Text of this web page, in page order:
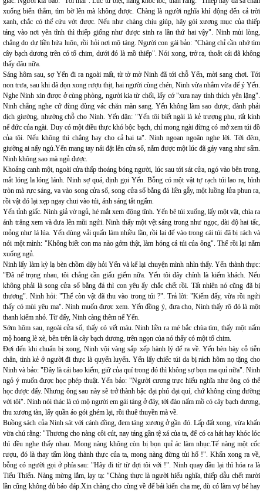
xuống biển thẳm, tìm bờ lên mà không được. Chàng là người nghĩa khí động đến cả trời
xanh, chắc có thể cứu vớt được. Nếu như chàng chịu giúp, hãy gói xương mục của thiếp
táng vào nơi yên tĩnh thì thiếp giống như được sinh ra lần thứ hai vậy". Ninh mủi lòng,
chẳng do dự liền hứa luôn, rồi hỏi nơi mộ táng. Người con gái bảo: "Chàng chỉ cần nhớ tìm
cây bạch dương trên có tổ chim, dưới đó là mồ thiếp". Nói xong, trở ra, thoắt cái đã không
thấy đâu nữa.
Sáng hôm sau, sợ Yến đi ra ngoài mất, từ tờ mờ Ninh đã tới chỗ Yến, mời sang chơi. Tới
non trưa, sau khi đã dọn xong rượu thịt, hai người cùng chén, Ninh vừa nhắm vừa để ý Yến.
Nghe Ninh xin được ở cùng phòng, người kia từ chối, lấy cớ "xưa nay tính thích yên lặng".
Ninh chẳng nghe cứ đùng đùng vác chăn màn sang. Yến không làm sao được, đành phải
dịch giường, nhường chỗ cho Ninh. Yến dặn: "Yến tôi biết ngài là kẻ trượng phu, rất kính
nể đức của ngài. Duy có một điều thực khó bộc bạch, chỉ mong ngài đừng có mở xem túi đồ
của tôi. Nếu không thì chẳng hay cho cả hai ta". Ninh ngoan ngoãn nghe lời. Tới đêm,
giường ai nấy ngủ.Yến mang tay nải đặt lên cửa sổ, nằm được một lúc đã gáy vang như sấm.
Ninh không sao mà ngủ được.
Khoảng canh một, ngoài cửa thấp thoáng bóng người, lúc sau tới sát cửa, ngó vào bên trong,
mắt lóng la lóng lánh. Ninh sợ quá, định gọi Yến. Bỗng có một vật tự rạch túi lao ra, hình
tròn mà rực sáng, va vào song cửa sổ, song cửa sổ bằng đá liền gẫy, một luồng lửa phun ra,
rồi vật đó lại xẹp ngay chui vào túi, ánh sáng tắt ngấm.
Yến tỉnh giấc. Ninh giả vờ ngủ, hé mắt xem động tĩnh. Yến bê túi xuống, lấy một vật, chìa ra
ánh trăng xem và đưa lên mũi ngửi. Ninh thấy một vệt sáng trong như ngọc, dài độ hai tấc,
mỏng như lá lúa. Yến dùng vải quấn làm nhiều lần, rồi lại để vào trong cái túi đã bị rách và
nói một mình: "Không biết con ma nào gớm thật, làm hỏng cả túi của ông". Thế rồi lại nằm
xuống ngủ.
Ninh lấy làm kỳ lạ bèn chồm dậy hỏi Yến và kể lại chuyện mình nhìn thấy. Yến thành thực:
"Đã nể trọng nhau, tôi chẳng cần giấu giếm nữa. Yến tôi đây chính là kiếm khách. Nếu
không phải là song cửa sổ bằng đá thì con yêu ấy chắc chết rồi. Tất nhiên nó cũng đã bị
thương". Ninh hỏi: "Thế còn vật đã thu vào trong túi ?". Trả lời: "Kiếm đấy, vừa rồi ngửi
thấy có mùi yêu ma". Ninh muốn được xem. Yến đồng ý, đưa cho, Ninh thấy rõ đó là một
thanh kiếm nhỏ. Từ đấy, Ninh càng thêm nể Yến.
Sớm hôm sau, ngoài cửa sổ, thấy có vết máu. Ninh liền ra mé bắc chùa tìm, thấy một nấm
mộ hoang lè xè, bên trên là cây bạch dương, trên ngọn của nó thấy có một tổ chim.
Đợi đến khi chuẩn bị xong, Ninh vội vàng sắp xếp hành lý để ra về. Yến bèn bày cỗ tiễn
chân, tình kẻ ở người đi thực là quyến luyến. Yến lấy chiếc túi da bị rách hôm nọ tặng cho
Ninh và bảo: "Đây là cái bao kiếm, giữ của quí trong đó thì không sợ bọn ma quỉ nữa". Ninh
ngỏ ý muốn được học phép thuật. Yến bảo: "Người cương trực hiếu nghĩa như ông có thể
học được đấy. Nhưng ông sau này sẽ trở thành bậc đại phú đại quí, chứ không cùng đường
với tôi". Ninh nói thác là có mộ người em gái táng ở đây, tới đào nấm mồ có cây bạch dương,
thu xương tàn, lấy quần áo gói ghém lại, rồi thuê thuyền mà về.
Buồng sách của Ninh sát với cánh đồng, đem táng xương ở gần đó. Lấp đất xong, vừa khấn
vừa chú rằng: "Thương cho nàng côi cút, nay táng gần tệ xá của ta, để có ca hát hay khóc lóc
thì đều nghe thấy nhau. Mong nàng không còn bị bọn quỉ ác làm nhục.Tế nàng một cốc
rượu, đó là thay tấm lòng thành thực của ta, mong nàng đừng tủi hổ !". Khấn xong ra về,
bỗng có người gọi ở phía sau: "Hãy đi từ từ đợi tôi với !". Ninh quay đầu lại thì hóa ra là
Tiểu Thiến. Nàng mừng lắm, lạy tạ: "Chàng thực là người hiếu nghĩa, thiếp dẫu chết mười
lần cũng không đủ báo đáp.Xin chàng cho cùng về để bái kiến cha mẹ, dù có làm vợ bé hay